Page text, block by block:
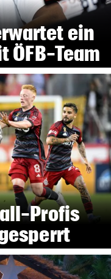
ein
ÖFB-Team
Profis